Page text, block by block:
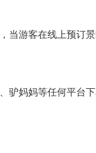
当游客在线上预订
驴妈妈等任何平台